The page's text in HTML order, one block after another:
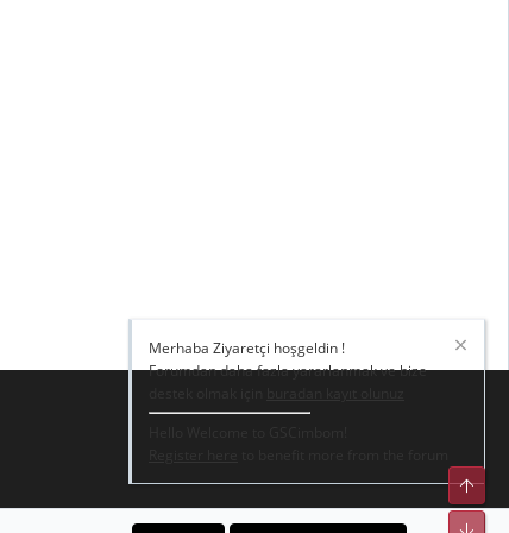
Merhaba Ziyaretçi hoşgeldin !
Forumdan daha fazla yararlanmak ve bize
Üst